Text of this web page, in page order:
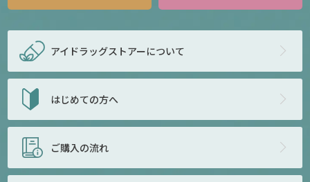
アイドラッグストアーについて
はじめての方へ
ご購入の流れ